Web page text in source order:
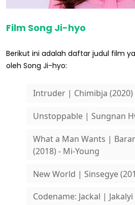
Film Song Ji-hyo
Berikut ini adalah daftar judul film
oleh Song Ji-hyo:
Intruder | Chimibja (2020)
Unstoppable | Sungnan
What a Man Wants |
(2018) - Mi-Young
New World | Sinsegye
Codename: Jackal |